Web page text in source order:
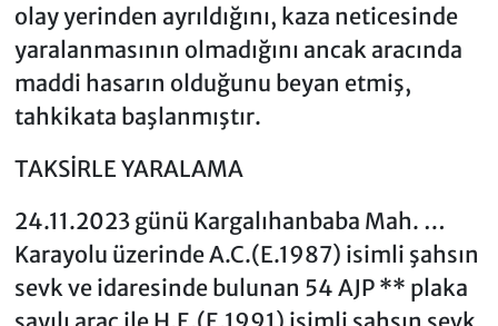
olay yerinden ayrıldığını, kaza neticesinde
yaralanmasının olmadığını ancak aracında
maddi hasarın olduğunu beyan etmiş,
tahkikata başlanmıştır.
TAKSİRLE YARALAMA
24.11.2023 günü Kargalıhanbaba Mah. …
Karayolu üzerinde A.C.(E.1987) isimli şahsın
sevk ve idaresinde bulunan 54 AJP ** plaka